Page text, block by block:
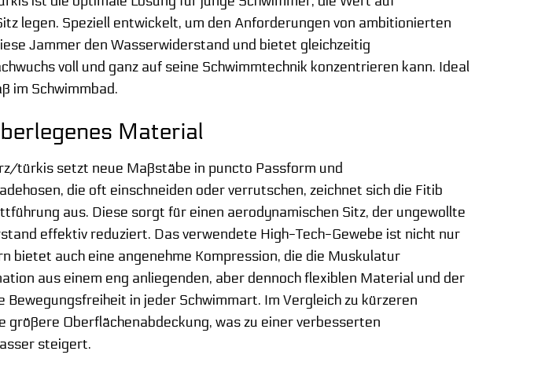
legen. Speziell entwickelt, um den Anforderungen von ambitionierten
Jammer den Wasserwiderstand und bietet gleichzeitig
voll und ganz auf seine Schwimmtechnik konzentrieren kann. Ideal
im Schwimmbad.
Material
türkis setzt neue Maßstäbe in puncto Passform und
die oft einschneiden oder verrutschen, zeichnet sich die Fitib
aus. Diese sorgt für einen aerodynamischen Sitz, der ungewollte
effektiv reduziert. Das verwendete High-Tech-Gewebe ist nicht nur
bietet auch eine angenehme Kompression, die die Muskulatur
aus einem eng anliegenden, aber dennoch flexiblen Material und der
in jeder Schwimmart. Im Vergleich zu kürzeren
Oberflächenabdeckung, was zu einer verbesserten
steigert.